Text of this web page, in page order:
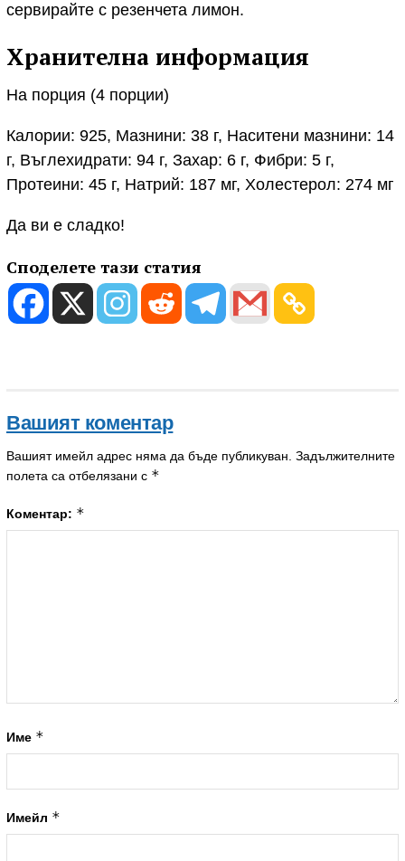
сервирайте с резенчета лимон.
Хранителна информация
На порция (4 порции)
Калории: 925, Мазнини: 38 г, Наситени мазнини: 14
г, Въглехидрати: 94 г, Захар: 6 г, Фибри: 5 г,
Протеини: 45 г, Натрий: 187 мг, Холестерол: 274 мг
Да ви е сладко!
Споделете тази статия
Вашият коментар
Вашият имейл адрес няма да бъде публикуван. Задължителните
полета са отбелязани с *
Коментар: *
Име *
Имейл *